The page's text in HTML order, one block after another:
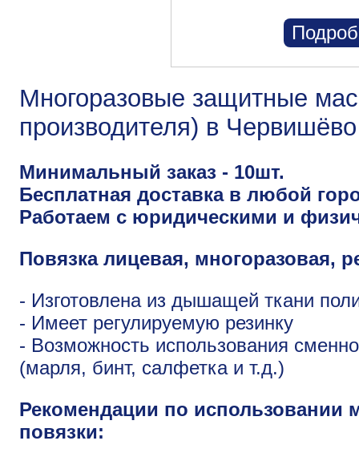
Многоразовые защитные
производителя) в Червишёво
Минимальный заказ - 10шт.
Бесплатная доставка в любой
Работаем с юридическими и
Повязка лицевая, многоразовая,
- Изготовлена из дышащей ткани
- Имеет регулируемую резинку
- Возможность использования
(марля, бинт, салфетка и т.д.)
Рекомендации по использовании
повязки: